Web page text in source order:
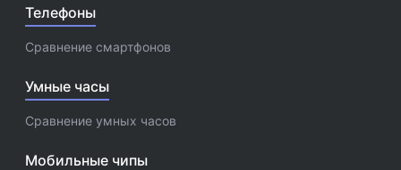
Телефоны
Сравнение смартфонов
Умные часы
Сравнение умных часов
Мобильные чипы